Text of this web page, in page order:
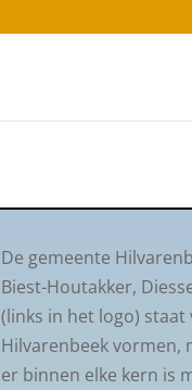
De gemeente
Biest-Houtakker,
(links in het logo)
Hilvarenbeek vormen,
er binnen elke kern is